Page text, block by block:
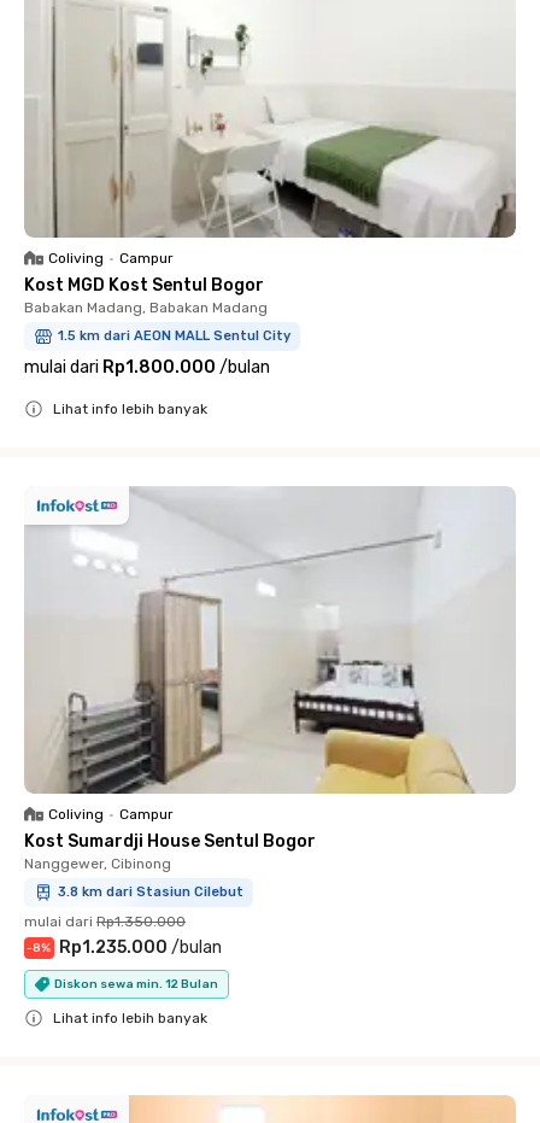
Coliving • Campur
Kost MGD Kost Sentul Bogor
Babakan Madang, Babakan Madang
1.5 km dari AEON MALL Sentul City
mulai dari Rp1.800.000 /bulan
Lihat info lebih banyak
Coliving • Campur
Kost Sumardji House Sentul Bogor
Nanggewer, Cibinong
3.8 km dari Stasiun Cilebut
mulai dari Rp1.350.000
-8% Rp1.235.000 /bulan
Diskon sewa min. 12 Bulan
Lihat info lebih banyak